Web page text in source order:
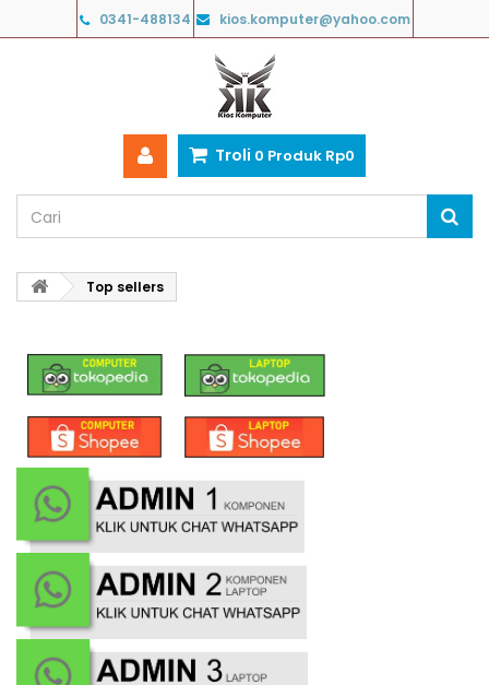
0341-488134 kios.komputer@yahoo.com
Troli 0 Produk Rp‎0
Top sellers